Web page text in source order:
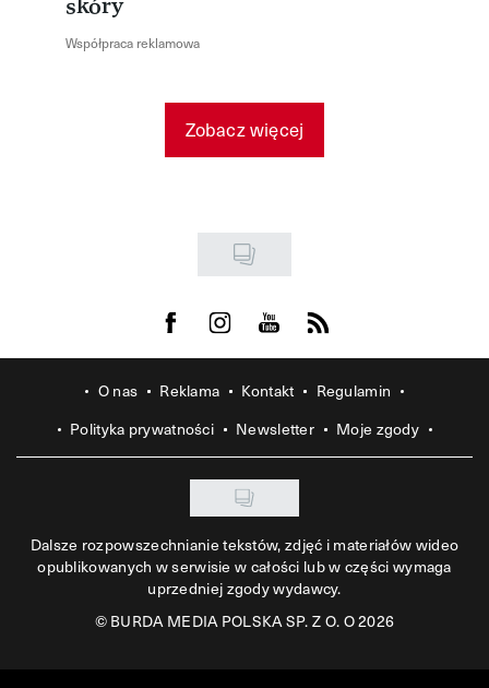
skóry
Współpraca reklamowa
Zobacz więcej
Visit us on Facebook
Visit us on Instagram
Visit us on Youtube
Visit us on Rss
O nas Reklama Kontakt
Regulamin
Polityka prywatności
Newsletter Moje zgody
Dalsze rozpowszechnianie tekstów, zdjęć i materiałów wideo
opublikowanych w serwisie w całości lub w części wymaga
uprzedniej zgody wydawcy.
©BURDA MEDIA POLSKA SP. Z O. O 2026